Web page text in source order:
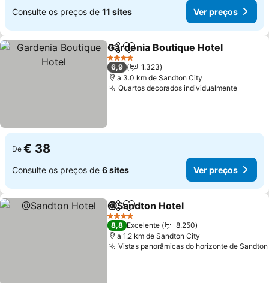
Consulte os preços de 11 sites Ver preços
PartilharAdicionar aos favoritos
Gardenia Boutique Hotel
4 Estrelas
6,9
1.323
a 3.0 km de Sandton City
Quartos decorados individualmente
De € 38
Consulte os preços de 6 sites Ver preços
PartilharAdicionar aos favoritos
@Sandton Hotel
4 Estrelas
8,8 Excelente
8.250
a 1.2 km de Sandton City
Vistas panorâmicas do horizonte de Sandton